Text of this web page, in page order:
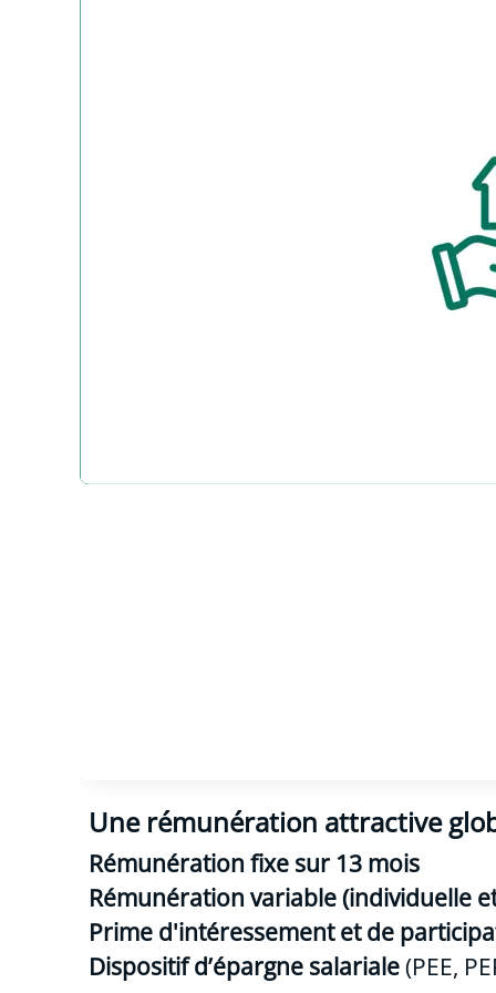
Une rémunération attractive
Rémunération fixe sur 13 mois
Rémunération variable (individuelle
Prime d'intéressement et de
Dispositif d’épargne salariale(PEE,